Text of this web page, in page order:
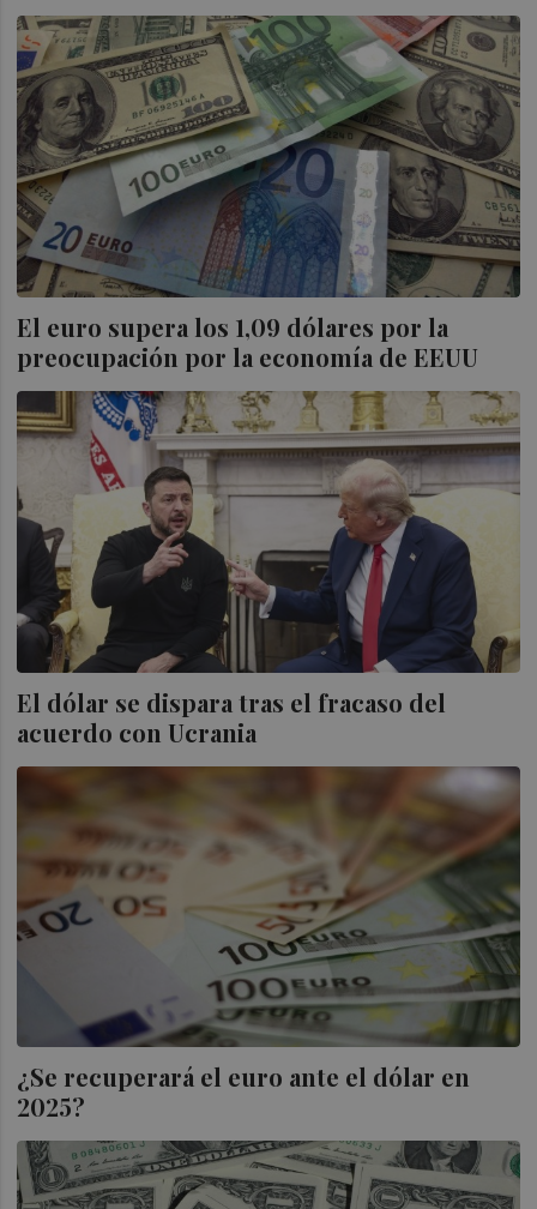
El euro supera los 1,09 dólares por la
preocupación por la economía de EEUU
El dólar se dispara tras el fracaso del
acuerdo con Ucrania
¿Se recuperará el euro ante el dólar en
2025?